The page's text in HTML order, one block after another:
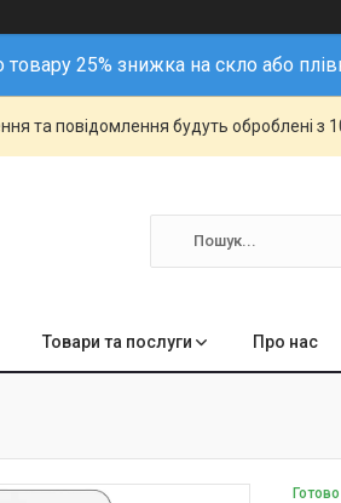
25% знижка на скло або
та повідомлення будуть оброблені з
Товари та послуги Про нас